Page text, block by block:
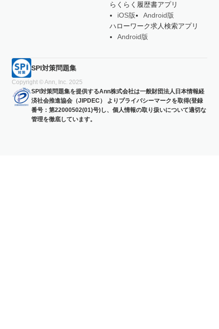
らくらく履歴書アプリ
iOS版
Android版
ハローワーク求人検索アプリ
Android版
SPI対策問題集
Copyright © Ann, Inc. 2025
SPI対策問題集を提供するAnn株式会社は一般財団法人日本情報経
済社会推進協会（JIPDEC） よりプライバシーマークを取得(登録
番号：第22000502(01)号)し、個人情報の取り扱いについて適切な
管理を徹底しています。